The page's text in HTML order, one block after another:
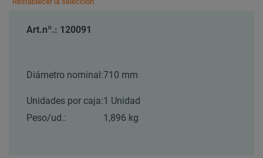
Art.nº.: 120091
Diámetro nominal:710 mm
Unidades por caja:1 Unidad
Peso/ud.:
1,896 kg